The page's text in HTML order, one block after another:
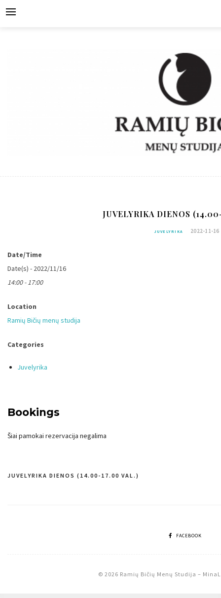
JUVELYRIKA DIENOS
JUVELYRIKA 2022-11-16
Date/Time
Date(s) - 2022/11/16
14:00 - 17:00
Location
Ramių Bičių menų studija
Categories
Juvelyrika
Bookings
Šiai pamokai rezervacija negalima
Navigacija
JUVELYRIKA DIENOS (14.00-17.00 VAL.)
FACEBOOK
© 2026 Ramių Bičių Menų Studija –